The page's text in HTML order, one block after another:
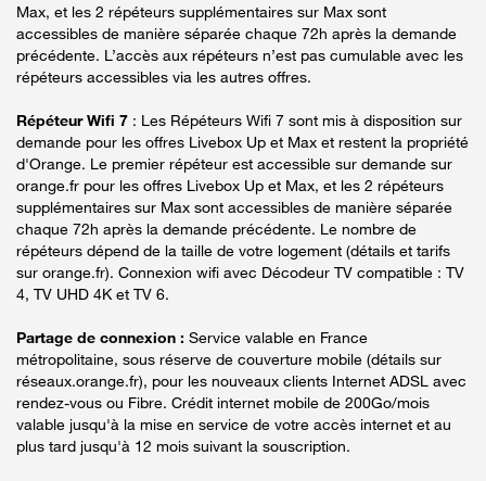
Max, et les 2 répéteurs supplémentaires sur Max sont
accessibles de manière séparée chaque 72h après la demande
précédente. L’accès aux répéteurs n’est pas cumulable avec les
répéteurs accessibles via les autres offres.
Répéteur Wifi 7 : Les Répéteurs Wifi 7 sont mis à disposition sur
demande pour les offres Livebox Up et Max et restent la propriété
d'Orange. Le premier répéteur est accessible sur demande sur
orange.fr pour les offres Livebox Up et Max, et les 2 répéteurs
supplémentaires sur Max sont accessibles de manière séparée
chaque 72h après la demande précédente. Le nombre de
répéteurs dépend de la taille de votre logement (détails et tarifs
sur orange.fr). Connexion wifi avec Décodeur TV compatible : TV
4, TV UHD 4K et TV 6.
Partage de connexion : Service valable en France
métropolitaine, sous réserve de couverture mobile (détails sur
réseaux.orange.fr), pour les nouveaux clients Internet ADSL avec
rendez-vous ou Fibre. Crédit internet mobile de 200Go/mois
valable jusqu'à la mise en service de votre accès internet et au
plus tard jusqu'à 12 mois suivant la souscription.